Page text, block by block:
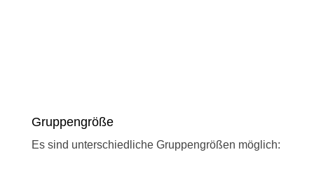
Gruppengröße
Es sind unterschiedliche Gruppengrößen möglich: